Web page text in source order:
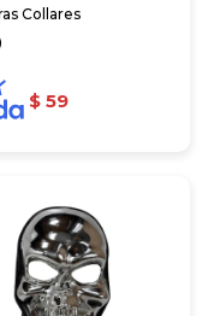
Collares
$ 59